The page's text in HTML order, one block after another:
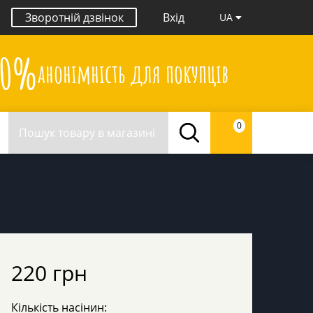
Зворотній дзвінок Вхід UA
анонімність для покупців
0
220 грн
Кількість насінин: